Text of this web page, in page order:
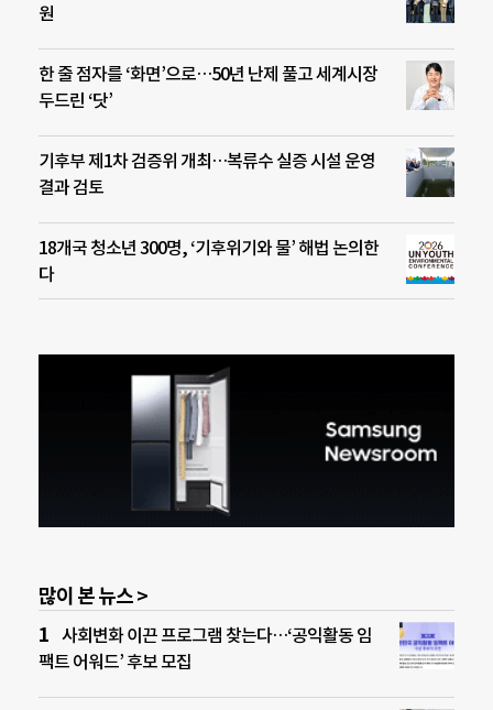
원
한 줄 점자를 ‘화면’으로…50년 난제 풀고 세계시장
두드린 ‘닷’
기후부 제1차 검증위 개최…복류수 실증 시설 운영
결과 검토
18개국 청소년 300명, ‘기후위기와 물’ 해법 논의한
다
많이 본 뉴스 >
사회변화 이끈 프로그램 찾는다…‘공익활동 임
팩트 어워드’ 후보 모집